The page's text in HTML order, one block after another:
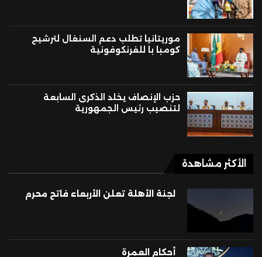
موريتانيا تطلب دعم السنغال لترشيح
كومبا با للفرنكوفونية
حزب الإنصاف يخلد الذكرى السابعة
لتنصيب رئيس الجمهورية
الأكثر مشاهدة
لجنة الأهلة تعلن الأربعاء فاتح محرم
أحكام العمرة